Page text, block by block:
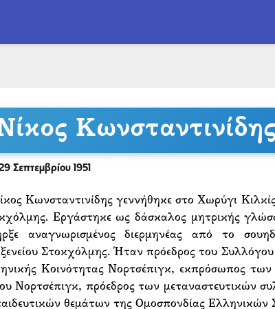
Κωνσταντινίδης
Σεπτεμβρίου 1951
Κωνσταντινίδης γεννήθηκε στο Χωρύγι
Εργάστηκε ως δάσκαλος μητρικής
αναγνωρισμένος διερμηνέας από το
Στοκχόλμης. Ήταν πρόεδρος του
Κοινότητας Νορτσέπιγκ, εκπρόσωπος
Νορτσέπιγκ, πρόεδρος των μεταναστευτικών
θεμάτων της Ομοσπονδίας Ελληνικών